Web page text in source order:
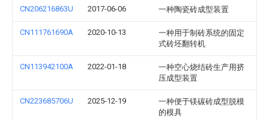
CN206216863U 2017-06-06 一种陶瓷砖成型装置
CN111761690A 2020-10-13
一种用于制砖系统的固定
式砖坯翻转机
CN113942100A 2022-01-18
一种空心烧结砖生产用挤
压成型装置
CN223685706U 2025-12-19
一种便于镁碳砖成型脱模
的模具